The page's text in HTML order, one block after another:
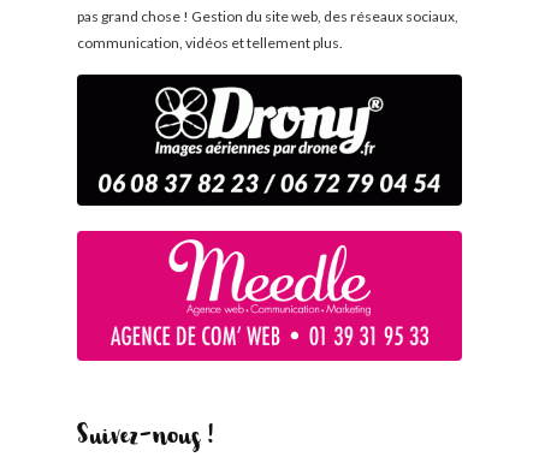
pas grand chose ! Gestion du site web, des réseaux sociaux,
communication, vidéos et tellement plus.
Suivez-nous !